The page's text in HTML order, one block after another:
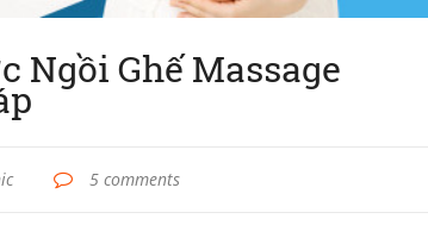
Ngồi Ghế Massage
5 comments